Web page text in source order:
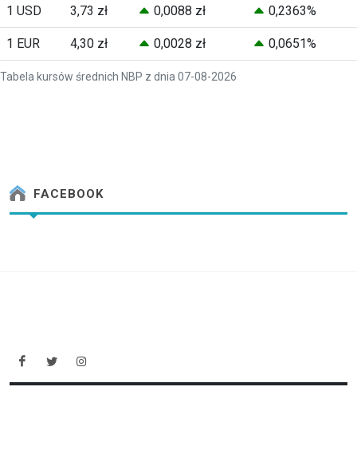
Tabela kursów średnich NBP z dnia 07-08-2026
1 USD 3,73 zł 0,0088 zł 0,2363%
1 EUR 4,30 zł 0,0028 zł 0,0651%
FACEBOOK